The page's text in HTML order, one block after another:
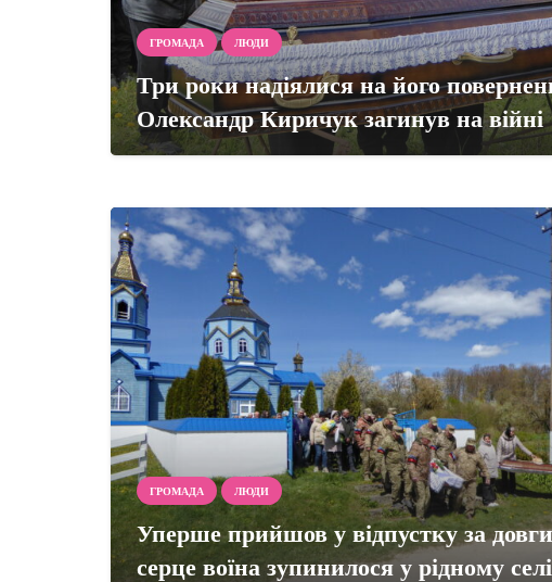
ГРОМАДА ЛЮДИ
Три роки надіялися на його
Олександр Киричук загинув на війні
ГРОМАДА ЛЮДИ
Уперше прийшов у відпустку за
серце воїна зупинилося у рідному селі